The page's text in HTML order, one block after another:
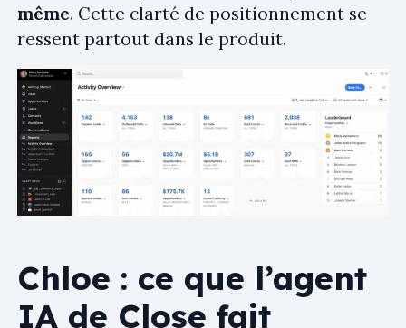
même. Cette clarté de positionnement se
ressent partout dans le produit.
Chloe : ce que l’agent
IA de Close fait